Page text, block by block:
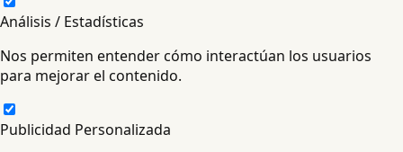
Análisis / Estadísticas
Nos permiten entender cómo interactúan los usuarios
para mejorar el contenido.
Publicidad Personalizada